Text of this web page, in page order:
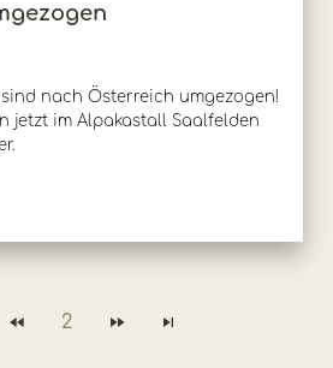
sind nach Österreich umgezogen!
jetzt im Alpakastall Saalfelden
2